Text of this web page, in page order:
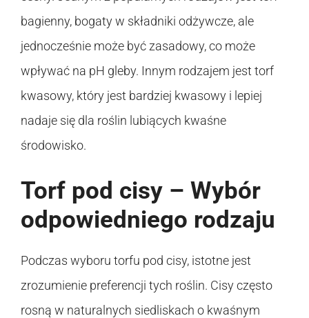
bagienny, bogaty w składniki odżywcze, ale
jednocześnie może być zasadowy, co może
wpływać na pH gleby. Innym rodzajem jest torf
kwasowy, który jest bardziej kwasowy i lepiej
nadaje się dla roślin lubiących kwaśne
środowisko.
Torf pod cisy – Wybór
odpowiedniego rodzaju
Podczas wyboru torfu pod cisy, istotne jest
zrozumienie preferencji tych roślin. Cisy często
rosną w naturalnych siedliskach o kwaśnym